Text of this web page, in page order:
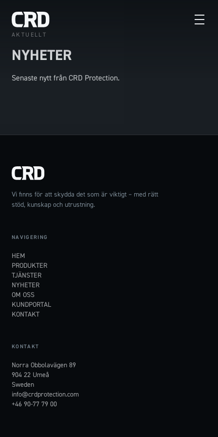
AKTUELLT
NYHETER
Senaste nytt från CRD Protection.
Vi finns för att skydda det som är viktigt – med rätt
stöd, kunskap och utrustning.
NAVIGERING
HEM
PRODUKTER
TJÄNSTER
NYHETER
OM OSS
KUNDPORTAL
KONTAKT
KONTAKT
Norra Obbolavägen 89
904 22 Umeå
Sweden
info@crdprotection.com
+46 90-77 79 00